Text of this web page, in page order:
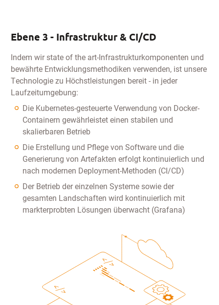
Ebene 3 - Infrastruktur & CI/CD
Indem wir state of the art-Infrastrukturkomponenten und
bewährte Entwicklungsmethodiken verwenden, ist unsere
Technologie zu Höchstleistungen bereit - in jeder
Laufzeitumgebung:
Die Kubernetes-gesteuerte Verwendung von Docker-
Containern gewährleistet einen stabilen und
skalierbaren Betrieb
Die Erstellung und Pflege von Software und die
Generierung von Artefakten erfolgt kontinuierlich und
nach modernen Deployment-Methoden (CI/CD)
Der Betrieb der einzelnen Systeme sowie der
gesamten Landschaften wird kontinuierlich mit
markterprobten Lösungen überwacht (Grafana)